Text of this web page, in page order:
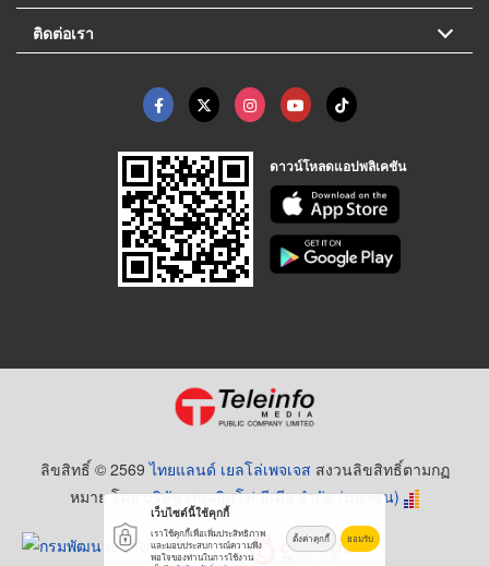
ติดต่อเรา
ดาวน์โหลดแอปพลิเคชัน
ลิขสิทธิ์ © 2569ไทยแลนด์ เยลโล่เพจเจส สงวนลิขสิทธิ์ตามกฏ
หมาย โดยบริษัท เทเลอินโฟ มีเดีย จำกัด (มหาชน)
เว็บไซต์นี้ใช้คุกกี้
เราใช้คุกกี้เพื่อเพิ่มประสิทธิภาพ
และมอบประสบการณ์ความพึง
พอใจของท่านในการใช้งาน
ตั้งค่าคุกกี้ ยอมรับ